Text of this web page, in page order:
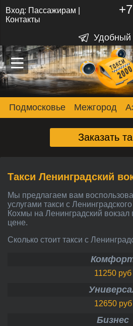
–
–
–
Вход: Пассажирам
Контакты
Удобный
Подмосковье Межгород
Заказать
Такси Ленинградский
Мы предлагаем вам воспользоваться недорого
услугами такси с
Кохмы на Ленинградский
цене.
Сколько стоит такси с
11250 руб
12650 руб
Бизнес